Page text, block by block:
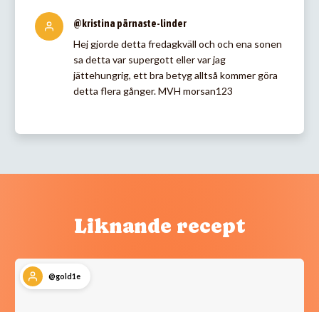
@kristina pärnaste-linder
Hej gjorde detta fredagkväll och och ena sonen
sa detta var supergott eller var jag
jättehungrig, ett bra betyg alltså kommer göra
detta flera gånger. MVH morsan123
Liknande recept
@gold1e